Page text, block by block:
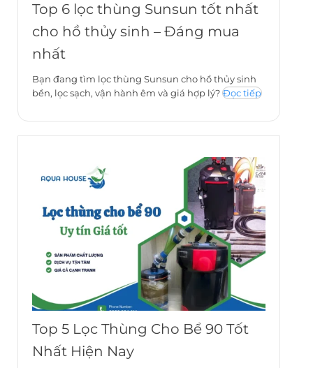
Top 6 lọc thùng Sunsun tốt nhất
cho hồ thủy sinh – Đáng mua
nhất
Bạn đang tìm lọc thùng Sunsun cho hồ thủy sinh
bền, lọc sạch, vận hành êm và giá hợp lý? Đọc tiếp
Top 5 Lọc Thùng Cho Bể 90 Tốt
Nhất Hiện Nay